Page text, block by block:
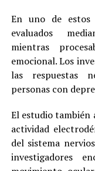
En uno de estos
evaluados
mientras
emocional. Los
las respuestas
personas con
El estudio también
actividad
del sistema
investigadores